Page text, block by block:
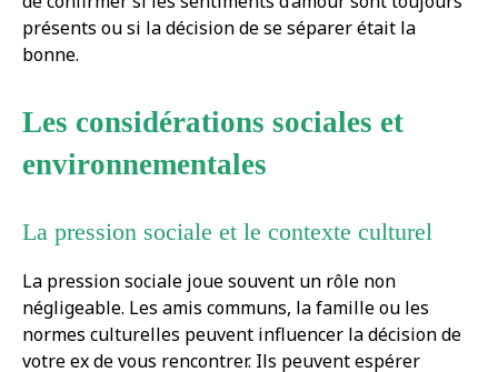
présents ou si la décision de se séparer était la
bonne.
Les considérations sociales et
environnementales
La pression sociale et le contexte culturel
La pression sociale joue souvent un rôle non
négligeable. Les amis communs, la famille ou les
normes culturelles peuvent influencer la décision de
votre ex de vous rencontrer. Ils peuvent espérer